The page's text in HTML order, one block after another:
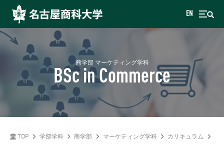
EN
商学部 マーケティング学科
BSc in Commerce
TOP 学部学科 商学部 マーケティング学科 カリキュラム